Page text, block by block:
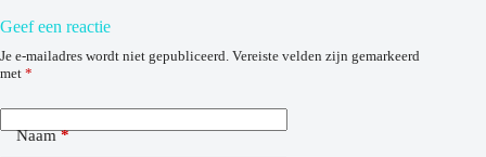
Geef een reactie
Je e-mailadres wordt niet gepubliceerd. Vereiste velden zijn gemarkeerd
met *
Naam*